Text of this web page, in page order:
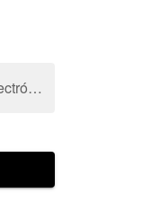
Dirección de correo electrónico